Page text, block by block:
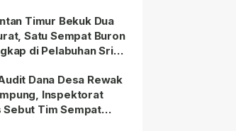
Timur Bekuk Dua
Satu Sempat Buron
di Pelabuhan Sri
Dana Desa Rewak
Inspektorat
Sebut Tim Sempat